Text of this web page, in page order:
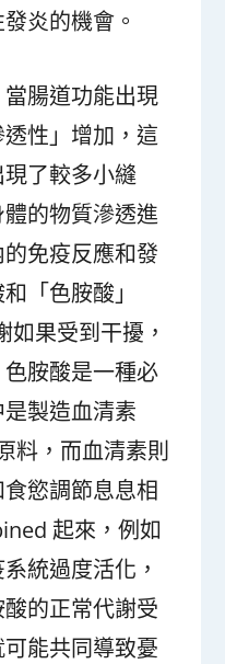
炎的機會。
腸道功能出現
性」增加，這
了較多小縫
的物質滲透進
免疫反應和發
「色胺酸」
如果受到干擾，
胺酸是一種必
製造血清素
料，而血清素則
慾調節息息相
起來，例如
統過度活化，
的正常代謝受
能共同導致憂